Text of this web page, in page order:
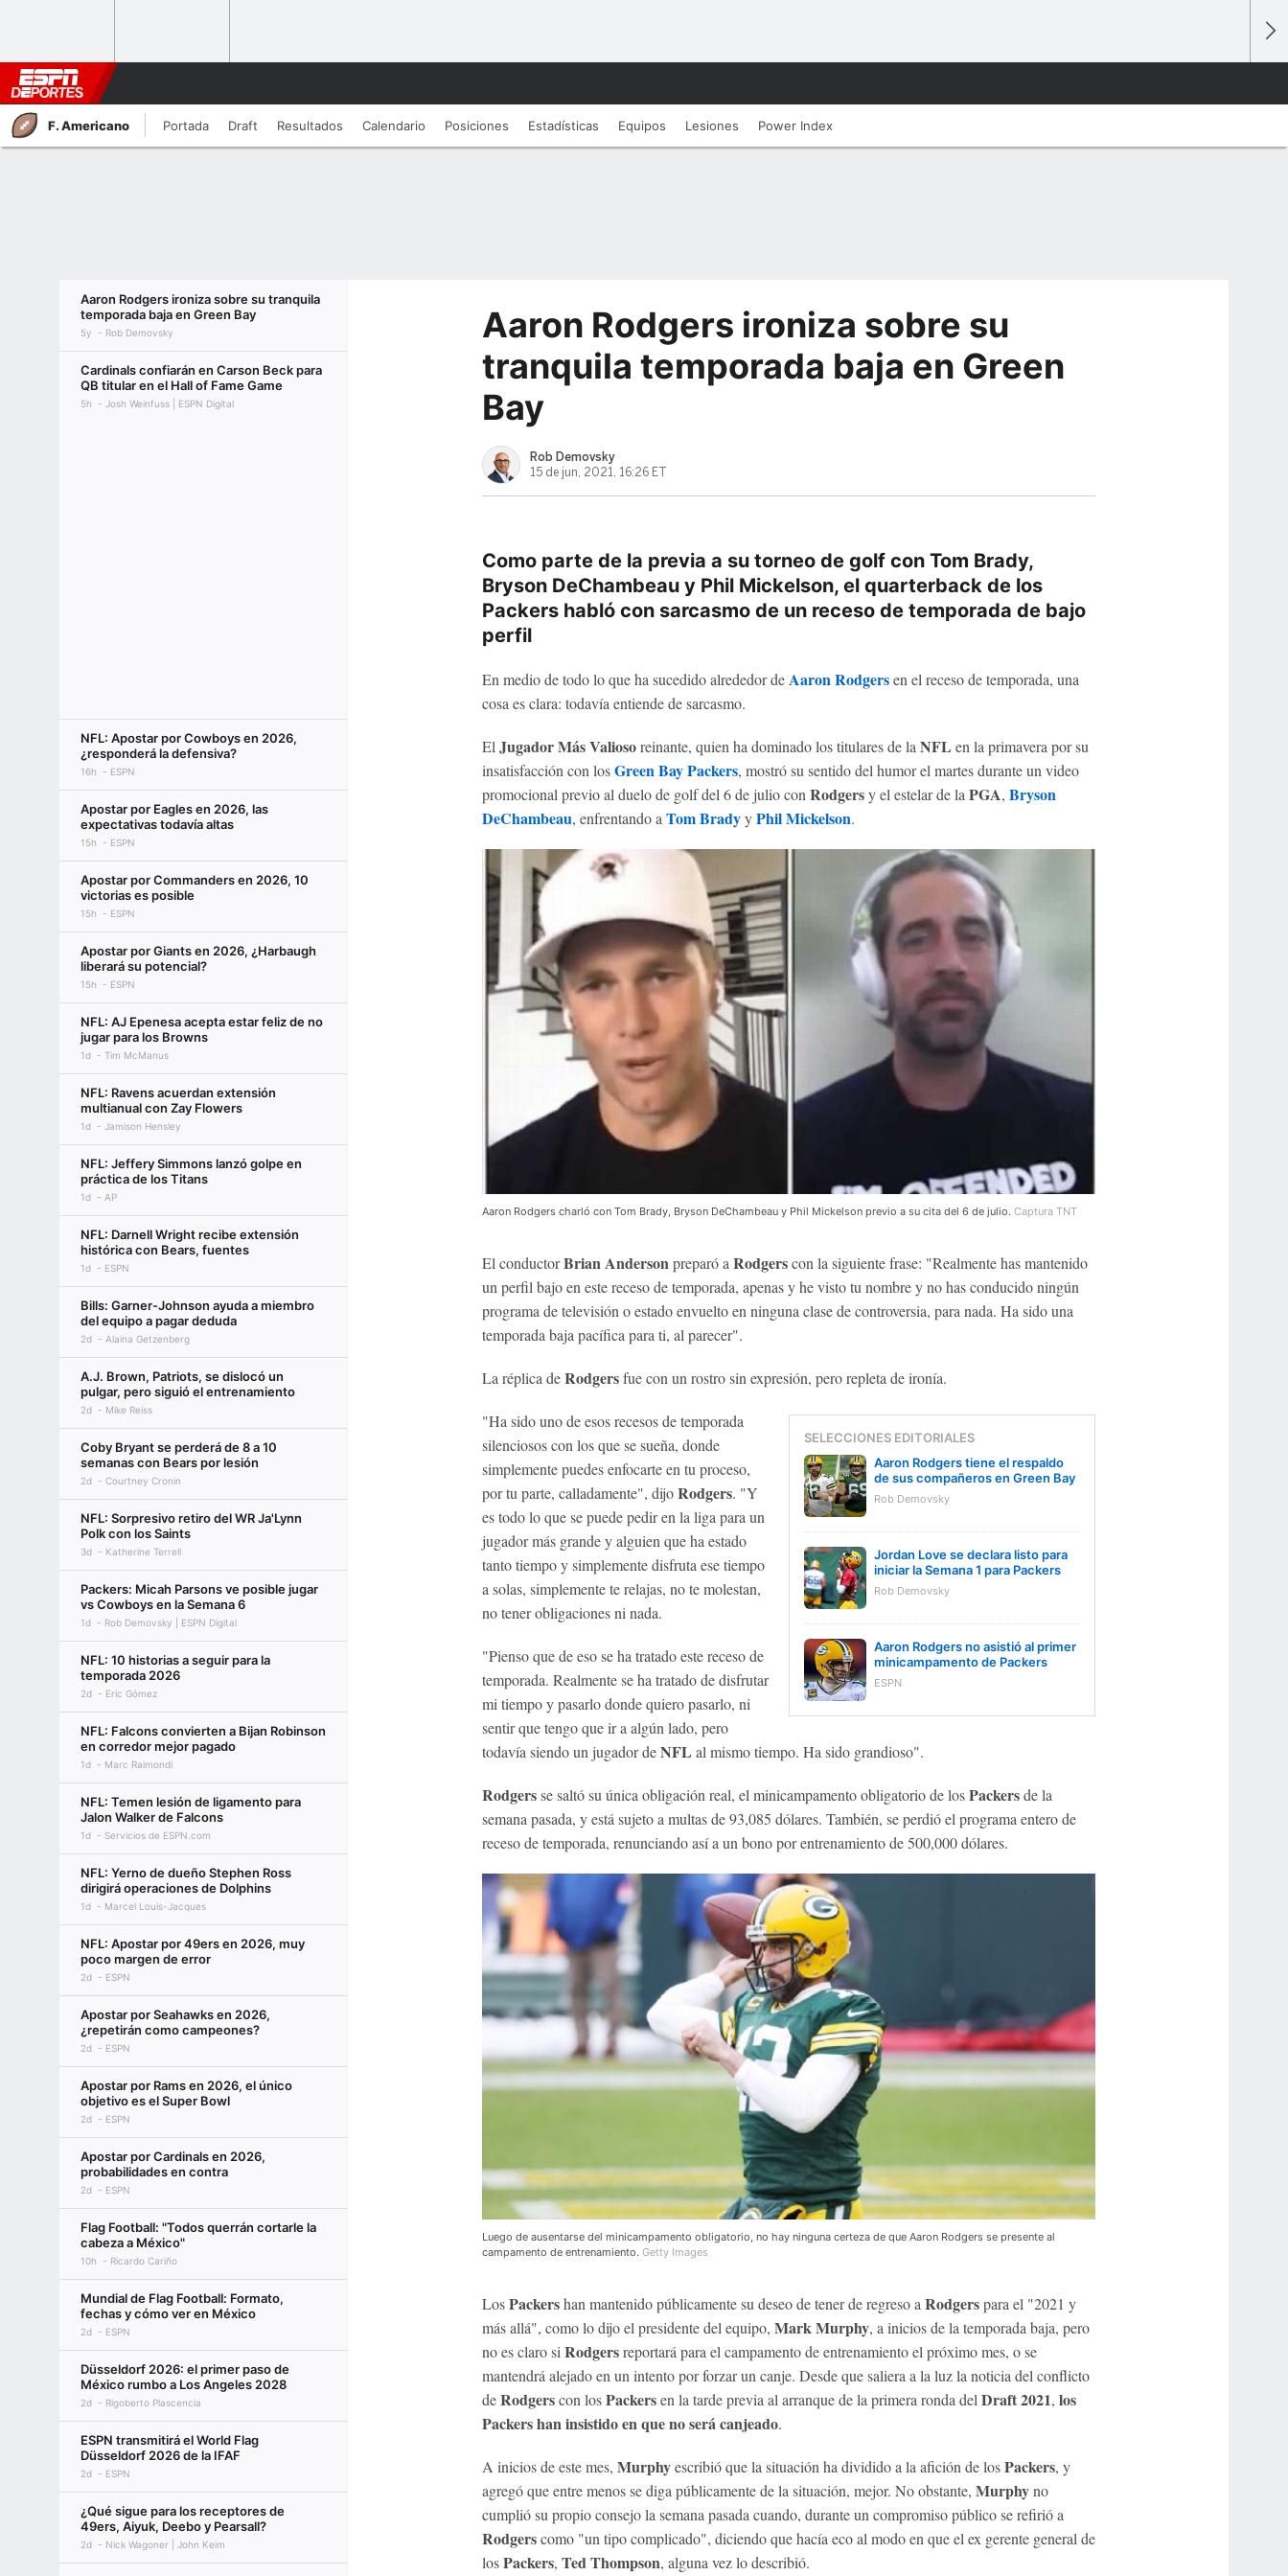
F. Americano Portada Draft Resultados Calendario Posiciones Estadísticas Equipos Lesiones Power Index
Aaron Rodgers ironiza sobre su tranquila
temporada baja en Green Bay
5y Rob Demovsky
Cardinals confiarán en Carson Beck para
QB titular en el Hall of Fame Game
5h Josh Weinfuss | ESPN Digital
NFL: Apostar por Cowboys en 2026,
¿responderá la defensiva?
16h ESPN
Apostar por Eagles en 2026, las
expectativas todavía altas
15h ESPN
Apostar por Commanders en 2026, 10
victorias es posible
15h ESPN
Apostar por Giants en 2026, ¿Harbaugh
liberará su potencial?
15h ESPN
NFL: AJ Epenesa acepta estar feliz de no
jugar para los Browns
1d Tim McManus
NFL: Ravens acuerdan extensión
multianual con Zay Flowers
1d Jamison Hensley
NFL: Jeffery Simmons lanzó golpe en
práctica de los Titans
1d AP
NFL: Darnell Wright recibe extensión
histórica con Bears, fuentes
1d ESPN
Bills: Garner-Johnson ayuda a miembro
del equipo a pagar deduda
2d Alaina Getzenberg
A.J. Brown, Patriots, se dislocó un
pulgar, pero siguió el entrenamiento
2d Mike Reiss
Coby Bryant se perderá de 8 a 10
semanas con Bears por lesión
2d Courtney Cronin
NFL: Sorpresivo retiro del WR Ja'Lynn
Polk con los Saints
3d Katherine Terrell
Packers: Micah Parsons ve posible jugar
vs Cowboys en la Semana 6
1d Rob Demovsky | ESPN Digital
NFL: 10 historias a seguir para la
temporada 2026
2d Eric Gómez
NFL: Falcons convierten a Bijan Robinson
en corredor mejor pagado
1d Marc Raimondi
NFL: Temen lesión de ligamento para
Jalon Walker de Falcons
1d Servicios de ESPN.com
NFL: Yerno de dueño Stephen Ross
dirigirá operaciones de Dolphins
1d Marcel Louis-Jacques
NFL: Apostar por 49ers en 2026, muy
poco margen de error
2d ESPN
Apostar por Seahawks en 2026,
¿repetirán como campeones?
2d ESPN
Apostar por Rams en 2026, el único
objetivo es el Super Bowl
2d ESPN
Apostar por Cardinals en 2026,
probabilidades en contra
2d ESPN
Flag Football: "Todos querrán cortarle la
cabeza a México"
10h Ricardo Cariño
Mundial de Flag Football: Formato,
fechas y cómo ver en México
2d ESPN
Düsseldorf 2026: el primer paso de
México rumbo a Los Angeles 2028
2d Rigoberto Plascencia
ESPN transmitirá el World Flag
Düsseldorf 2026 de la IFAF
2d ESPN
¿Qué sigue para los receptores de
49ers, Aiyuk, Deebo y Pearsall?
2d Nick Wagoner | John Keim
Aaron Rodgers ironiza sobre su
tranquila temporada baja en Green
Bay
Rob Demovsky
15 de jun, 2021, 16:26 ET
Como parte de la previa a su torneo de golf con Tom Brady,
Bryson DeChambeau y Phil Mickelson, el quarterback de los
Packers habló con sarcasmo de un receso de temporada de bajo
perfil
En medio de todo lo que ha sucedido alrededor deAaron Rodgersen el receso de temporada, una
cosa es clara: todavía entiende de sarcasmo.
ElJugador Más Valiosoreinante, quien ha dominado los titulares de la NFL en la primavera por su
insatisfacción con losGreen Bay Packers, mostró su sentido del humor el martes durante un video
promocional previo al duelo de golf del 6 de julio con Rodgersy el estelar de la PGA, Bryson
DeChambeau, enfrentando a Tom Brady yPhil Mickelson.
Aaron Rodgers charló con Tom Brady, Bryson DeChambeau y Phil Mickelson previo a su cita del 6 de julio. Captura TNT
El conductorBrian Andersonpreparó aRodgerscon la siguiente frase: "Realmente has mantenido
un perfil bajo en este receso de temporada, apenas y he visto tu nombre y no has conducido ningún
programa de televisión o estado envuelto en ninguna clase de controversia, para nada. Ha sido una
temporada baja pacífica para ti, al parecer".
La réplica deRodgersfue con un rostro sin expresión, pero repleta de ironía.
SELECCIONES EDITORIALES
Aaron Rodgers tiene el respaldo
de sus compañeros en Green Bay
Rob Demovsky
Jordan Love se declara listo para
iniciar la Semana 1 para Packers
Rob Demovsky
Aaron Rodgers no asistió al primer
minicampamento de Packers
ESPN
"Ha sido uno de esos recesos de temporada
silenciosos con los que se sueña, donde
simplemente puedes enfocarte en tu proceso,
por tu parte, calladamente", dijoRodgers. "Y
es todo lo que se puede pedir en la liga para un
jugador más grande y alguien que ha estado
tanto tiempo y simplemente disfruta ese tiempo
a solas, simplemente te relajas, no te molestan,
no tener obligaciones ni nada.
"Pienso que de eso se ha tratado este receso de
temporada. Realmente se ha tratado de disfrutar
mi tiempo y pasarlo donde quiero pasarlo, ni
sentir que tengo que ir a algún lado, pero
todavía siendo un jugador deNFL al mismo tiempo. Ha sido grandioso".
Rodgersse saltó su única obligación real, el minicampamento obligatorio de losPackersde la
semana pasada, y está sujeto a multas de 93,085 dólares. También, se perdió el programa entero de
receso de temporada, renunciando así a un bono por entrenamiento de 500,000 dólares.
Luego de ausentarse del minicampamento obligatorio, no hay ninguna certeza de que Aaron Rodgers se presente al
campamento de entrenamiento. Getty Images
LosPackershan mantenido públicamente su deseo de tener de regreso a Rodgerspara el "2021 y
más allá", como lo dijo el presidente del equipo, Mark Murphy, a inicios de la temporada baja, pero
no es claro si Rodgersreportará para el campamento de entrenamiento el próximo mes, o se
mantendrá alejado en un intento por forzar un canje. Desde que saliera a la luz la noticia del conflicto
deRodgerscon losPackersen la tarde previa al arranque de la primera ronda del Draft 2021, los
Packers han insistido en que no será canjeado.
A inicios de este mes, Murphyescribió que la situación ha dividido a la afición de losPackers, y
agregó que entre menos se diga públicamente de la situación, mejor. No obstante, Murphyno
cumplió su propio consejo la semana pasada cuando, durante un compromiso público se refirió a
Rodgerscomo "un tipo complicado", diciendo que hacía eco al modo en que el ex gerente general de
losPackers, Ted Thompson, alguna vez lo describió.